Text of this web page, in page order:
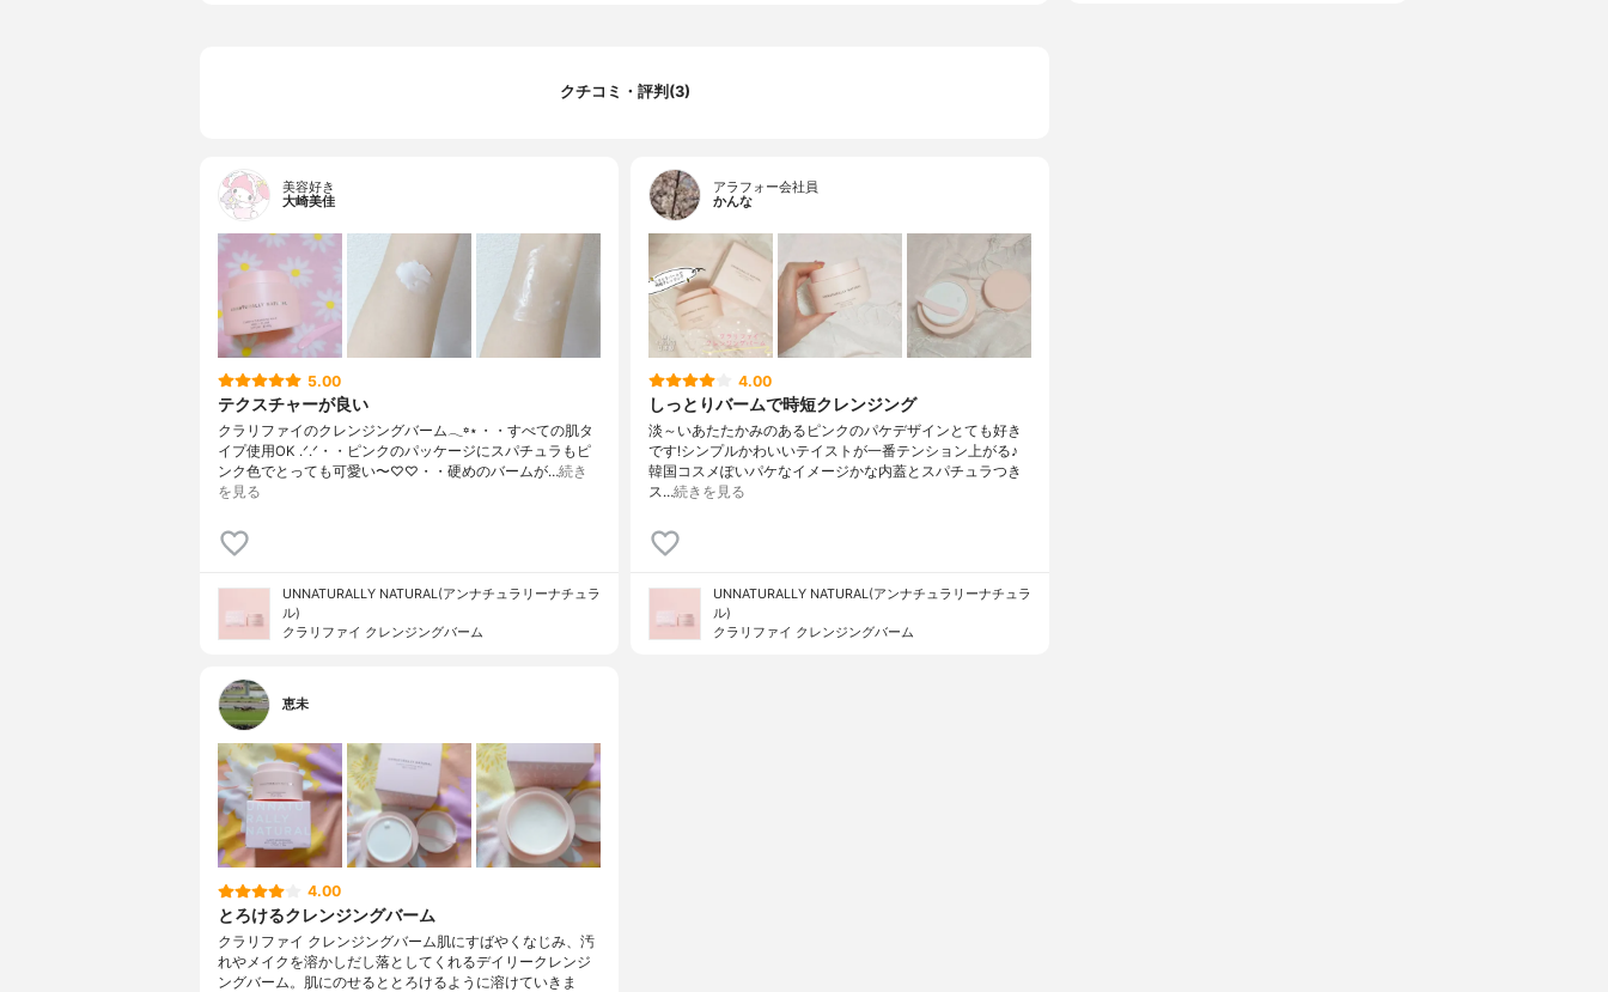
根エキス、モモ果実エキス、カルボキシメチル-β-グルカンNa、ニンファエア
クチコミ・評判(3)
美容好き
大崎美佳
5.00
テクスチャーが良い
クラリファイのクレンジングバーム𓂃꙳⋆・・すべての肌タ
イプ使用OK .ᐟ.ᐟ・・ピンクのパッケージにスパチュラもピ
ンク色でとっても可愛い〜♡♡・・硬めのバームが…続き
を見る
UNNATURALLY NATURAL(アンナチュラリーナチュラ
ル)
クラリファイ クレンジングバーム
アラフォー会社員
かんな
4.00
しっとりバームで時短クレンジング
淡～いあたたかみのあるピンクのパケデザインとても好き
です!シンプルかわいいテイストが一番テンション上がる♪
韓国コスメぽいパケなイメージかな内蓋とスパチュラつき
ス…続きを見る
UNNATURALLY NATURAL(アンナチュラリーナチュラ
ル)
クラリファイ クレンジングバーム
恵未
4.00
とろけるクレンジングバーム
クラリファイ クレンジングバーム肌にすばやくなじみ、汚
れやメイクを溶かしだし落としてくれるデイリークレンジ
ングバーム。肌にのせるととろけるように溶けていきま